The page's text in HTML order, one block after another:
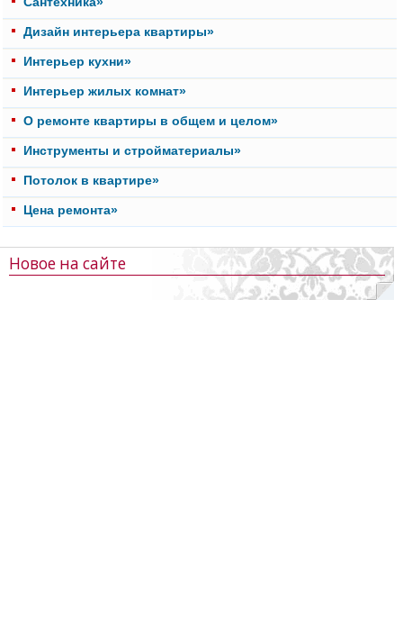
Дизайн интерьера квартиры»
Интерьер кухни»
Интерьер жилых комнат»
О ремонте квартиры в общем и целом»
Инструменты и стройматериалы»
Потолок в квартире»
Цена ремонта»
Новое на сайте